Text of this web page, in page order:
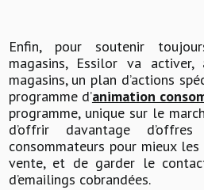
Enfin, pour soutenir
magasins, Essilor va
magasins, un plan d’actions
programme d’animation
programme, unique sur le
d’offrir davantage
consommateurs pour mieux
vente, et de garder le
d’emailings cobrandées.